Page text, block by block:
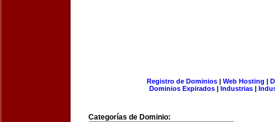
Registro de Dominios| Web Hosting |
Dominios Expirados | Industrias |
Categorías de Dominio: